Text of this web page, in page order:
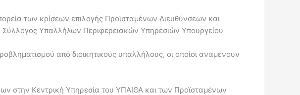
των κρίσεων επιλογής Προϊσταμένων Διευθύνσεων και
Σύλλογος Υπαλλήλων Περιφερειακών Υπηρεσιών Υπουργείου
από διοικητικούς υπαλλήλους, οι οποίοι αναμένουν
στην Κεντρική Υπηρεσία του ΥΠΑΙΘΑ και των Προϊσταμένων